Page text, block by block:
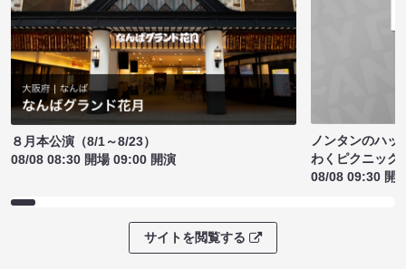
８月本公演（8/1～8/23）
08/08 08:30 開場 09:00 開演
ノンタンのハッ
わくピクニック
08/08 09:30 開
サイトを閲覧する